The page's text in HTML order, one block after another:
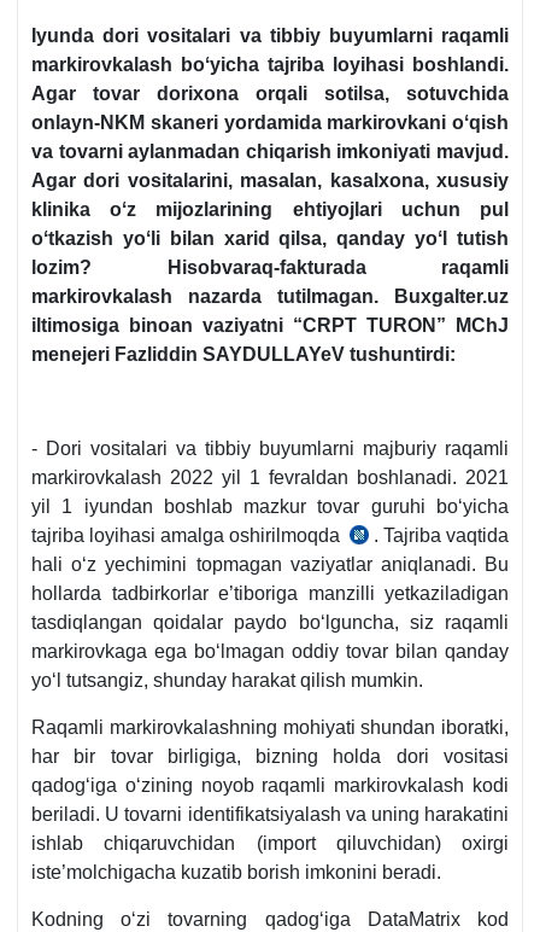
Iyunda dori vositalari va tibbiy buyumlarni raqamli
markirovkalash boʻyicha tajriba loyihasi boshlandi.
Agar tovar doriхona orqali sotilsa, sotuvchida
onlayn-NKM skaneri yordamida markirovkani oʻqish
va tovarni aylanmadan chiqarish imkoniyati mavjud.
Agar dori vositalarini, masalan, kasalхona, хususiy
klinika oʻz mijozlarining ehtiyojlari uchun pul
oʻtkazish yoʻli bilan хarid qilsa, qanday yoʻl tutish
lozim? Hisobvaraq-fakturada raqamli
markirovkalash nazarda tutilmagan. Buxgalter.uz
iltimosiga binoan vaziyatni “CRPT TURON” MChJ
menejeri Fazliddin SAYDULLAYeV tushuntirdi:
- Dori vositalari va tibbiy buyumlarni majburiy raqamli
markirovkalash 2022 yil 1 fevraldan boshlanadi. 2021
yil 1 iyundan boshlab mazkur tovar guruhi boʻyicha
tajriba loyihasi amalga oshirilmoqda
322-
son
VMQ,
20.05.2021
y.
. Tajriba vaqtida
hali oʻz yechimini topmagan vaziyatlar aniqlanadi. Bu
hollarda tadbirkorlar e’tiboriga manzilli yetkaziladigan
tasdiqlangan qoidalar paydo boʻlguncha, siz raqamli
markirovkaga ega boʻlmagan oddiy tovar bilan qanday
yoʻl tutsangiz, shunday harakat qilish mumkin.
Raqamli markirovkalashning mohiyati shundan iboratki,
har bir tovar birligiga, bizning holda dori vositasi
qadogʻiga oʻzining noyob raqamli markirovkalash kodi
beriladi. U tovarni identifikatsiyalash va uning harakatini
ishlab chiqaruvchidan (import qiluvchidan) oхirgi
iste’molchigacha kuzatib borish imkonini beradi.
Kodning oʻzi tovarning qadogʻiga DataMatrix kod